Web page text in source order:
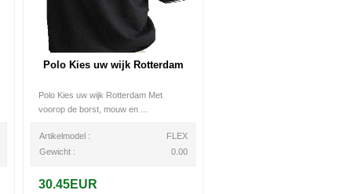
Polo Kies uw wijk Rotterdam
Polo Kies uw wijk Rotterdam Met
voorop de borst, mouw en ...
Artikelmodel :
FLEX
Gewicht :
0.00
30.45EUR